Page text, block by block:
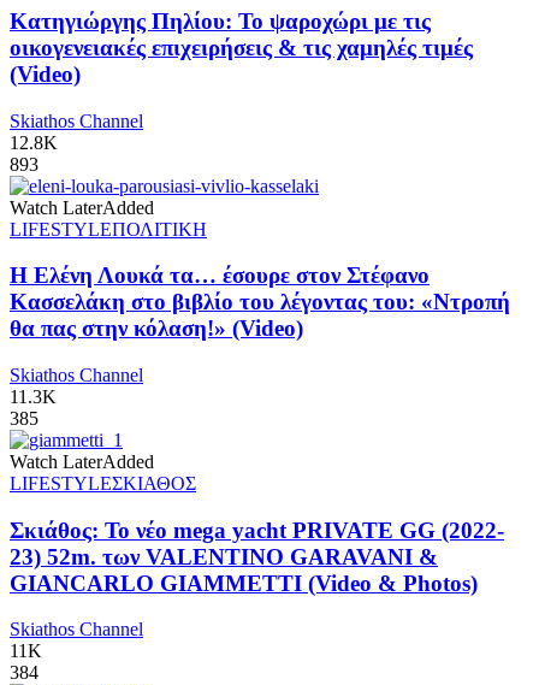
Κατηγιώργης Πηλίου: Το ψαροχώρι με τις
οικογενειακές επιχειρήσεις & τις χαμηλές τιμές
(Video)
Skiathos Channel
12.8K
893
Watch LaterAdded
LIFESTYLEΠΟΛΙΤΙΚΗ
Η Ελένη Λουκά τα… έσουρε στον Στέφανο
Κασσελάκη στο βιβλίο του λέγοντας του: «Ντροπή
θα πας στην κόλαση!» (Video)
Skiathos Channel
11.3K
385
Watch LaterAdded
LIFESTYLEΣΚΙΑΘΟΣ
Σκιάθος: Το νέο mega yacht PRIVATE GG (2022-
23) 52m. των VALENTINO GARAVANI &
GIANCARLO GIAMMETTI (Video & Photos)
Skiathos Channel
11K
384